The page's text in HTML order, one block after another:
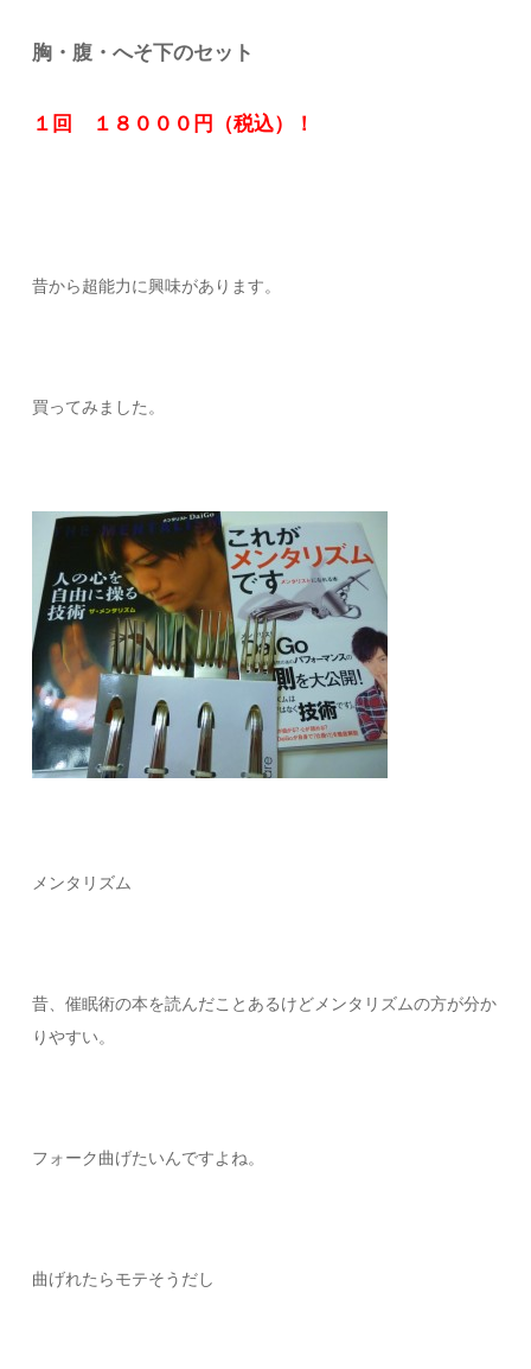
胸・腹・へそ下のセット
１回 １８０００円（税込）！
昔から超能力に興味があります。
買ってみました。
メンタリズム
昔、催眠術の本を読んだことあるけどメンタリズムの方が分か
りやすい。
フォーク曲げたいんですよね。
曲げれたらモテそうだし